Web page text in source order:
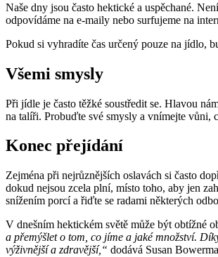
Naše dny jsou často hektické a uspěchané.
odpovídáme na e-maily nebo surfujeme na
Pokud si vyhradíte čas určený pouze na jídlo,
Všemi smysly
Při jídle je často těžké soustředit se. Hlavou
na talíři. Probuďte své smysly a vnímejte vůni,
Konec přejídání
Zejména při nejrůznějších oslavách si často
dokud nejsou zcela plní, místo toho, aby jen
snížením porcí a řiďte se radami některých
V dnešním hektickém světě může být obtížné
a přemýšlet o tom, co jíme a jaké množství.
výživnější a zdravější,“ dodává Susan